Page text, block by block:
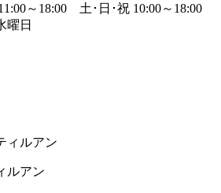
～18:00 土･日･祝 10:00～18:00
曜日
ルアン